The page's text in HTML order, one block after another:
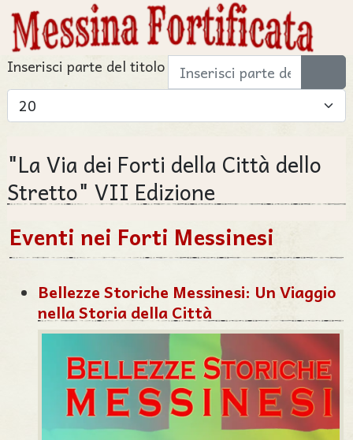
Inserisci parte del titolo
Visualizza #
"La Via dei Forti della Città dello
Stretto" VII Edizione
Eventi nei Forti Messinesi
Bellezze Storiche Messinesi: Un Viaggio
nella Storia della Città